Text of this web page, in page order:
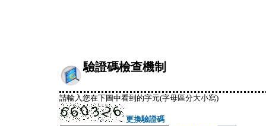
驗證碼檢查機制
請輸入您在下圖中看到的字元(字母區分大小寫)
更換驗證碼